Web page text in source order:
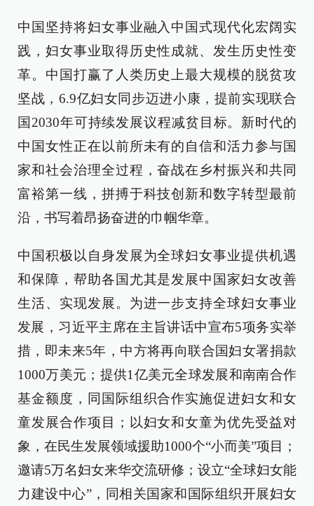
中国坚持将妇女事业融入中国式现代化宏阔实
践，妇女事业取得历史性成就、发生历史性变
革。中国打赢了人类历史上最大规模的脱贫攻
坚战，6.9亿妇女同步迈进小康，提前实现联合
国2030年可持续发展议程减贫目标。新时代的
中国女性正在以前所未有的自信和活力参与国
家和社会治理全过程，奋战在乡村振兴和共同
富裕第一线，拼搏于科技创新和数字转型最前
沿，书写着昂扬奋进的巾帼华章。
中国积极以自身发展为全球妇女事业提供机遇
和保障，帮助各国尤其是发展中国家妇女改善
生活、实现发展。为进一步支持全球妇女事业
发展，习近平主席在主旨讲话中宣布5项务实举
措，即未来5年，中方将再向联合国妇女署捐款
1000万美元；提供1亿美元全球发展和南南合作
基金额度，同国际组织合作实施促进妇女和女
童发展合作项目；以妇女和女童为优先受益对
象，在民生发展领域援助1000个“小而美”项目；
邀请5万名妇女来华交流研修；设立“全球妇女能
力建设中心”，同相关国家和国际组织开展妇女